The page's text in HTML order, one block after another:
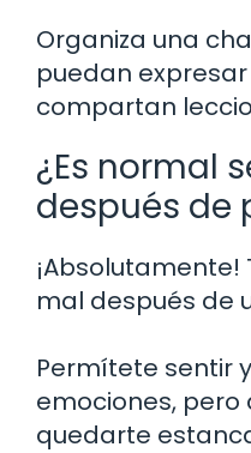
Organiza una
puedan
compartan
¿Es normal
después de
¡Absolutamente!
mal después de
Permítete sentir
emociones,
quedarte